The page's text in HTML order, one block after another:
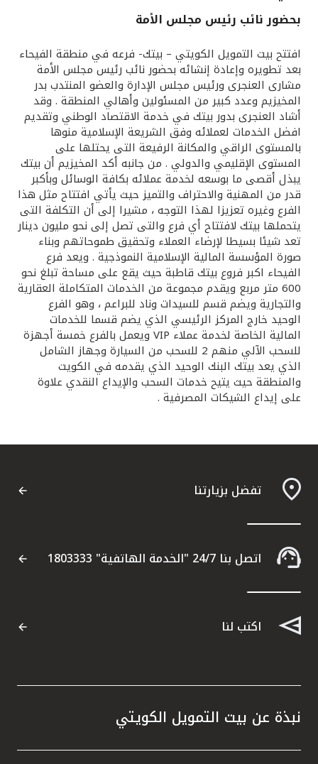
القنوات المصرفية
أدوات وخدمات
خدمات ما بعد البيع
اتصل بنا
مواقع الفروع وأجهزة الصرف الآلي
ألمانيا
ماليزيا
تركيا
مصر
المملكة المتحدة
مملكة البحرين
بحضور نائب رئيس مجلس الأمة
افتتح بيت التمويل الكويتي – بيتك- فرعه في منطقة الفيحاء
بعد تطويره وإعادة إنشائه بحضور نائب رئيس مجلس الأمة
مشارى العنجرى ورئيس مجلس الإدارة والعضو المنتدب بدر
المخيزيم وعدد كبير من المسئولين وأهالي المنطقة . وقد
أشاد العنجرى بدور بيتك في خدمة الاقتصاد الوطني وتقديم
افضل الخدمات لعملائه وفق الشريعة الإسلامية منوها
بالمستوى الراقي والمكانة الرفيعة التى يحتلها على
المستوى الإقليمي والدولي . من جانبه أكد المخيزيم أن بيتك
يبذل أقصى ما بوسعه لخدمة عملائه بكافة الوسائل وبأكبر
قدر من المهنية والاحتراف والتميز حيث يأتي افتتاح مثل هذا
الفرع وغيره تعزيزا لهذا التوجه ، مشيرا إلى أن التكلفة التى
يتحملها بيتك لافتتاح أي فرع والتى تصل إلى نحو مليون دينار
تعد شيئا بسيطا لإرضاء العملاء وتحقيق طموحاتهم وبناء
صورة المؤسسة المالية الإسلامية النموذجية . ويعد فرع
الفيحاء اكبر فروع بيتك قاطبة حيث يقع على مساحة تبلغ نحو
600 متر مربع ويقدم مجموعة من الخدمات المتكاملة العقارية
والتجارية ويضم قسم للسيدات وناد للبراعم ، وهو الفرع
الوحيد خارج المركز الرئيسي الذي يضم قسما للخدمات
المالية الخاصة لخدمة عملاء VIP ويعمل بالفرع خمسة أجهزة
للسحب الآلي منهم 2 للسحب من السيارة وجهاز الشامل
الذي يعد بيتك البنك الوحيد الذي يقدمه في الكويت
والمنطقة حيث يتيح خدمات السحب والإيداع النقدي علاوة
على إيداع الشيكات المصرفية .
تفضل بزيارتنا
اتصل بنا 24/7 "الخدمة الهاتفية" 1803333
اكتب لنا
نبذة عن بيت التمويل الكويتي